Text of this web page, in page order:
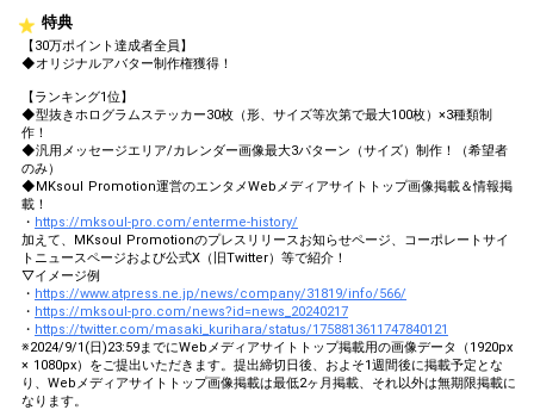
特典
【30万ポイント達成者全員】
◆オリジナルアバター制作権獲得！
【ランキング1位】
◆型抜きホログラムステッカー30枚（形、サイズ等次第で最大100枚）×3種類制
作！
◆汎用メッセージエリア/カレンダー画像最大3パターン（サイズ）制作！（希望者
のみ）
◆MKsoul Promotion運営のエンタメWebメディアサイトトップ画像掲載＆情報掲
載！
・ https://mksoul-pro.com/enterme-history/
加えて、MKsoul Promotionのプレスリリースお知らせページ、コーポレートサイ
トニュースページおよび公式X（旧Twitter）等で紹介！
▽イメージ例
・ https://www.atpress.ne.jp/news/company/31819/info/566/
・ https://mksoul-pro.com/news?id=news_20240217
・ https://twitter.com/masaki_kurihara/status/1758813611747840121
※2024/9/1(日)23:59までにWebメディアサイトトップ掲載用の画像データ（1920px
× 1080px）をご提出いただきます。提出締切日後、およそ1週間後に掲載予定とな
り、Webメディアサイトトップ画像掲載は最低2ヶ月掲載、それ以外は無期限掲載に
なります。